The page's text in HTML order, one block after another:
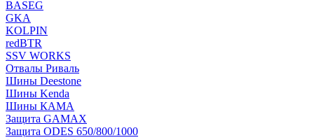
BASEG
GKA
KOLPIN
redBTR
SSV WORKS
Отвалы Риваль
Шины Deestone
Шины Kenda
Шины КАМА
Защита GAMAX
Защита ODES 650/800/1000